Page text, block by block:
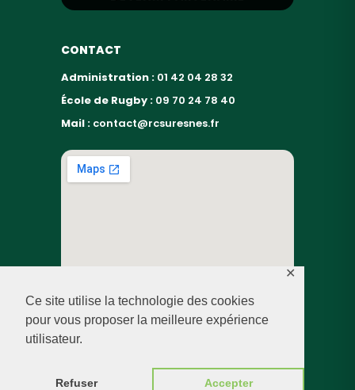
Ce site utilise la technologie des cookies
pour vous proposer la meilleure expérience
utilisateur.
Refuser Accepter
✕
CONTACT
Administration : 01 42 04 28 32
École de Rugby : 09 70 24 78 40
Mail : contact@rcsuresnes.fr
© RUGBY CLUB SURESNES – 2026 — TOUS DROITS